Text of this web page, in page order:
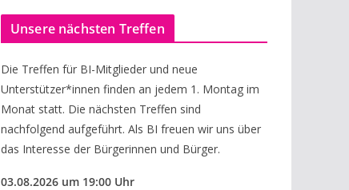
Unsere nächsten Treffen
Die Treffen für BI-Mitglieder und neue
Unterstützer*innen finden an jedem 1. Montag im
Monat statt. Die nächsten Treffen sind
nachfolgend aufgeführt. Als BI freuen wir uns über
das Interesse der Bürgerinnen und Bürger.
03.08.2026 um 19:00 Uhr